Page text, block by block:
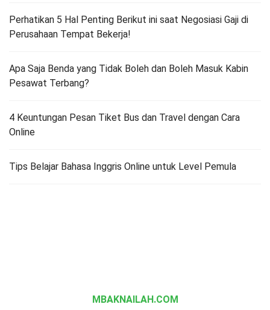
Perhatikan 5 Hal Penting Berikut ini saat Negosiasi Gaji di
Perusahaan Tempat Bekerja!
Apa Saja Benda yang Tidak Boleh dan Boleh Masuk Kabin
Pesawat Terbang?
4 Keuntungan Pesan Tiket Bus dan Travel dengan Cara
Online
Tips Belajar Bahasa Inggris Online untuk Level Pemula
MBAKNAILAH.COM